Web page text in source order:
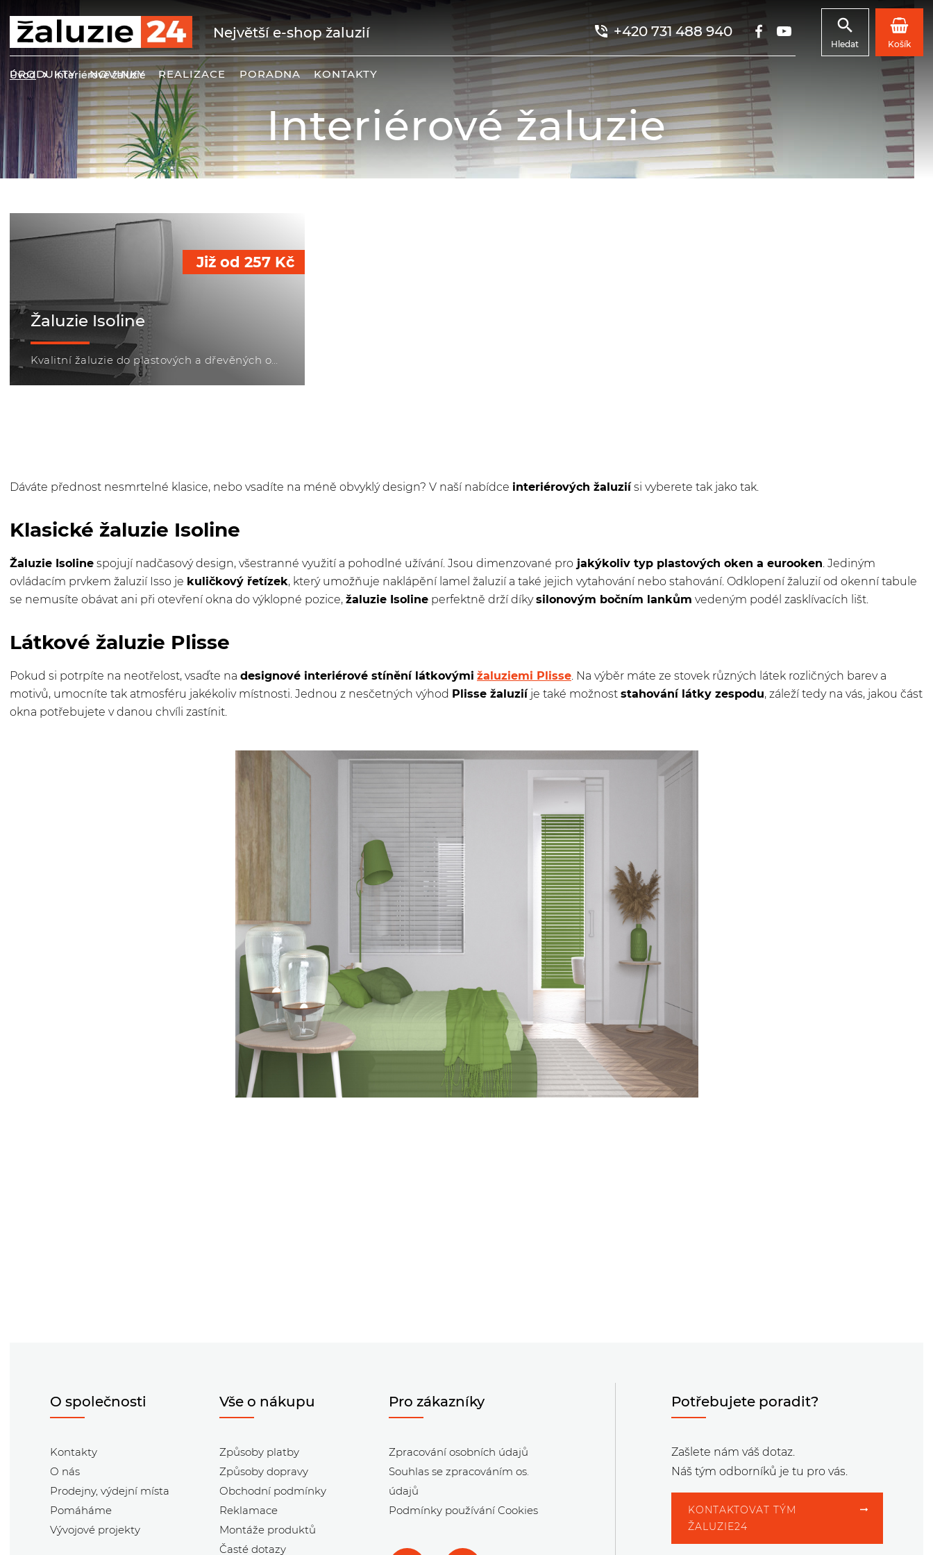
Největší e-shop žaluzií +420 731 488 940
Hledat Košík
PRODUKTY NOVINKY REALIZACE PORADNA KONTAKTY
Úvod Interiérové žaluzie
Interiérové žaluzie
Žaluzie Isoline
Kvalitní žaluzie do plastových a dřevěných oken za nízkou cenu
Již od 257 Kč
Dáváte přednost nesmrtelné klasice, nebo vsadíte na méně obvyklý design? V naší nabídce interiérových žaluziísi vyberete tak jako tak.
Klasické žaluzie Isoline
Žaluzie Isoline spojují nadčasový design, všestranné využití a pohodlné užívání. Jsou dimenzované pro jakýkoliv typ plastových oken a eurooken. Jediným
ovládacím prvkem žaluzií Isso je kuličkový řetízek, který umožňuje naklápění lamel žaluzií a také jejich vytahování nebo stahování. Odklopení žaluzií od okenní tabule
se nemusíte obávat ani při otevření okna do výklopné pozice, žaluzie Isoline perfektně drží díkysilonovým bočním lankům vedeným podél zasklívacích lišt.
Látkové žaluzie Plisse
Pokud si potrpíte na neotřelost, vsaďte na designové interiérové stínění látkovými žaluziemi Plisse. Na výběr máte ze stovek různých látek rozličných barev a
motivů, umocníte tak atmosféru jakékoliv místnosti. Jednou z nesčetných výhod Plisse žaluziíje také možnost stahování látky zespodu, záleží tedy na vás, jakou část
okna potřebujete v danou chvíli zastínit.
O společnosti
Kontakty
O nás
Prodejny, výdejní místa
Pomáháme
Vývojové projekty
Vše o nákupu
Způsoby platby
Způsoby dopravy
Obchodní podmínky
Reklamace
Montáže produktů
Časté dotazy
Pro zákazníky
Zpracování osobních údajů
Souhlas se zpracováním os.
údajů
Podmínky používání Cookies
Potřebujete poradit?
Zašlete nám váš dotaz.
Náš tým odborníků je tu pro vás.
KONTAKTOVAT TÝM
ŽALUZIE24